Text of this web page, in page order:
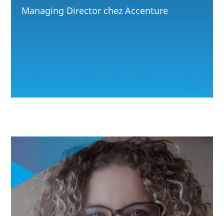
Managing Director chez Accenture